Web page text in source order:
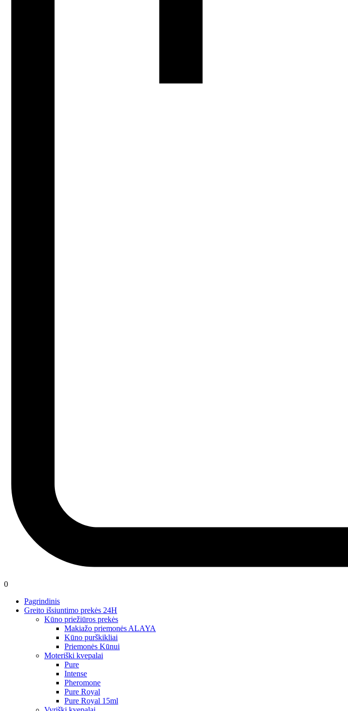
0
Pagrindinis
Greito išsiuntimo prekės 24H
Kūno priežiūros prekės
Makiažo priemonės ALAYA
Kūno purškikliai
Priemonės Kūnui
Moteriški kvepalai
Pure
Intense
Pheromone
Pure Royal
Pure Royal 15ml